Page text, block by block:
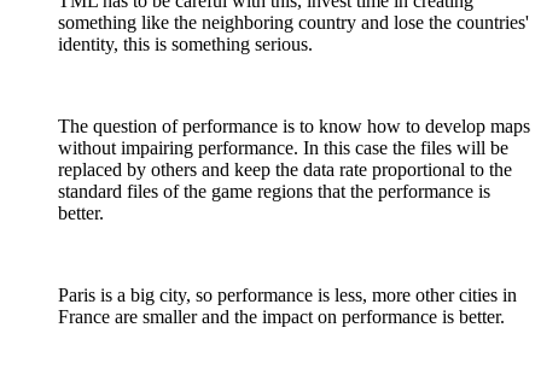
something like the neighboring country and lose the countries'
identity, this is something serious.
The question of performance is to know how to develop maps
without impairing performance. In this case the files will be
replaced by others and keep the data rate proportional to the
standard files of the game regions that the performance is
better.
Paris is a big city, so performance is less, more other cities in
France are smaller and the impact on performance is better.